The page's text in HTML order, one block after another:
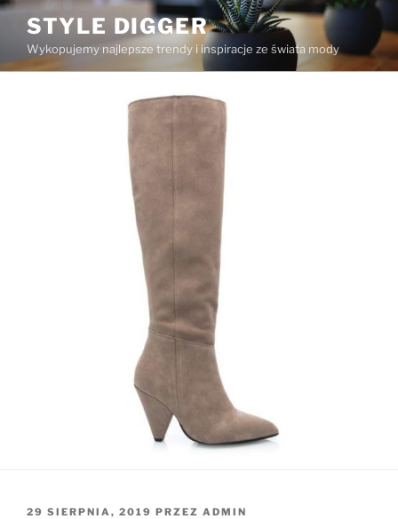
Przejdź
treści
STYLE DIGGER
Wykopujemy najlepsze trendy i inspiracje ze świata mody
OPUBLIKOWANE
29 SIERPNIA, 2019 PRZEZ ADMIN